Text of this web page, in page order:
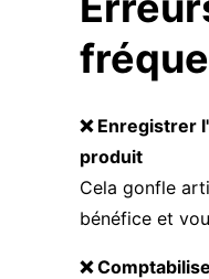
❌ Enregistrer
produit
Cela gonfle
bénéfice et
❌